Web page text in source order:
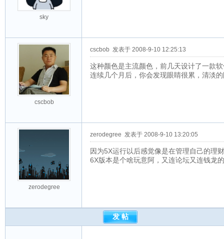
sky
cscbob
cscbob 发表于 2008-9-10 12:25:13
这种颜色是主流颜色，前几天设计了一款
连续几个月后，你会发现眼睛很累，清淡
zerodegree
zerodegree 发表于 2008-9-10 13:20:05
因为5X运行以后感觉像是在管理自己的理
6X版本是个啥玩意阿，又连论坛又连钱龙